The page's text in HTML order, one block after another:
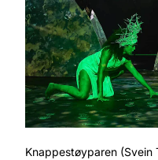
Knappestøyparen (Svein